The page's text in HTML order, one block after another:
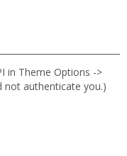
in Theme Options ->
not authenticate you.)